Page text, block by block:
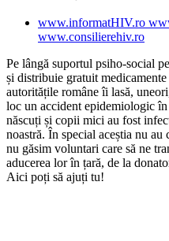
www.informatHIV.ro
www.consilierehiv.ro
Pe lângă suportul psiho-social
și distribuie gratuit
autoritățile române îi lasă,
loc un accident epidemiologic
născuți și copii mici au fost
noastră. În special aceștia nu
nu găsim voluntari care să ne
aducerea lor în țară, de la
Aici poți să ajuți tu!